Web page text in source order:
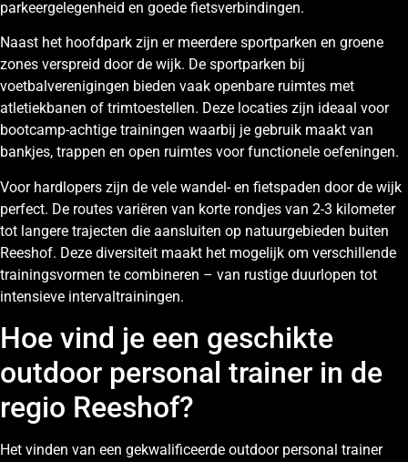
parkeergelegenheid en goede fietsverbindingen.
Naast het hoofdpark zijn er meerdere sportparken en groene
zones verspreid door de wijk. De sportparken bij
voetbalverenigingen bieden vaak openbare ruimtes met
atletiekbanen of trimtoestellen. Deze locaties zijn ideaal voor
bootcamp-achtige trainingen waarbij je gebruik maakt van
bankjes, trappen en open ruimtes voor functionele oefeningen.
Voor hardlopers zijn de vele wandel- en fietspaden door de wijk
perfect. De routes variëren van korte rondjes van 2-3 kilometer
tot langere trajecten die aansluiten op natuurgebieden buiten
Reeshof. Deze diversiteit maakt het mogelijk om verschillende
trainingsvormen te combineren – van rustige duurlopen tot
intensieve intervaltrainingen.
Hoe vind je een geschikte
outdoor personal trainer in de
regio Reeshof?
Het vinden van een gekwalificeerde outdoor personal trainer